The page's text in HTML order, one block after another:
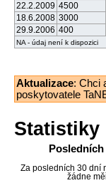
22.2.2009 4500
18.6.2008 3000
29.9.2006 400
NA - údaj není k dispozici
Aktualizace: Chci
poskytovatele
Statistiky
Posledních
Za posledních 30 dní
žádne